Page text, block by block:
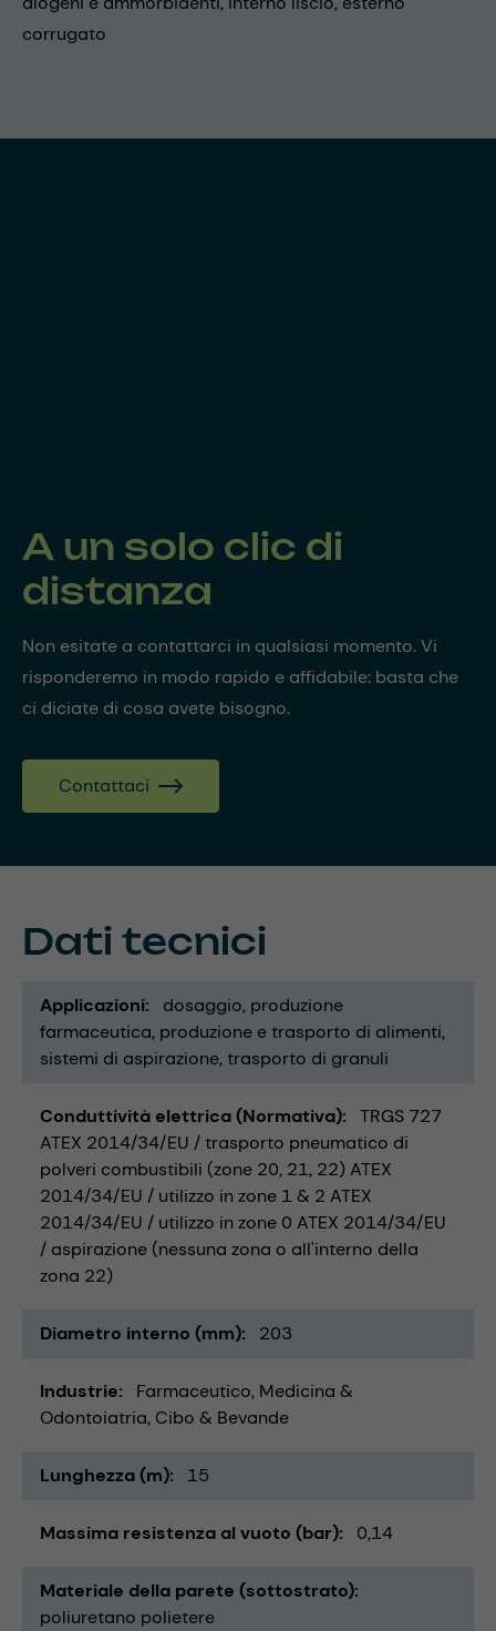
corrugato
A un solo clic di
distanza
Non esitate a contattarci in qualsiasi momento. Vi
risponderemo in modo rapido e affidabile: basta che
ci diciate di cosa avete bisogno.
Contattaci
Dati tecnici
Applicazioni dosaggio produzione
farmaceutica produzione e trasporto di alimenti
sistemi di aspirazione trasporto di granuli
Conduttività elettrica (Normativa)
TRGS 727
ATEX 2014/34/EU / trasporto pneumatico di
polveri combustibili (zone 20, 21, 22) ATEX
2014/34/EU / utilizzo in zone 1 & 2 ATEX
2014/34/EU / utilizzo in zone 0 ATEX 2014/34/EU
/ aspirazione (nessuna zona o all'interno della
zona 22)
Diametro interno (mm) 203
Industrie Farmaceutico Medicina &
Odontoiatria Cibo & Bevande
Lunghezza (m) 15
Massima resistenza al vuoto (bar) 0,14
Materiale della parete (sottostrato)
poliuretano polietere